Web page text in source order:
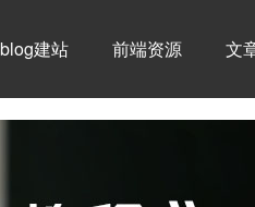
建站 前端资源 文